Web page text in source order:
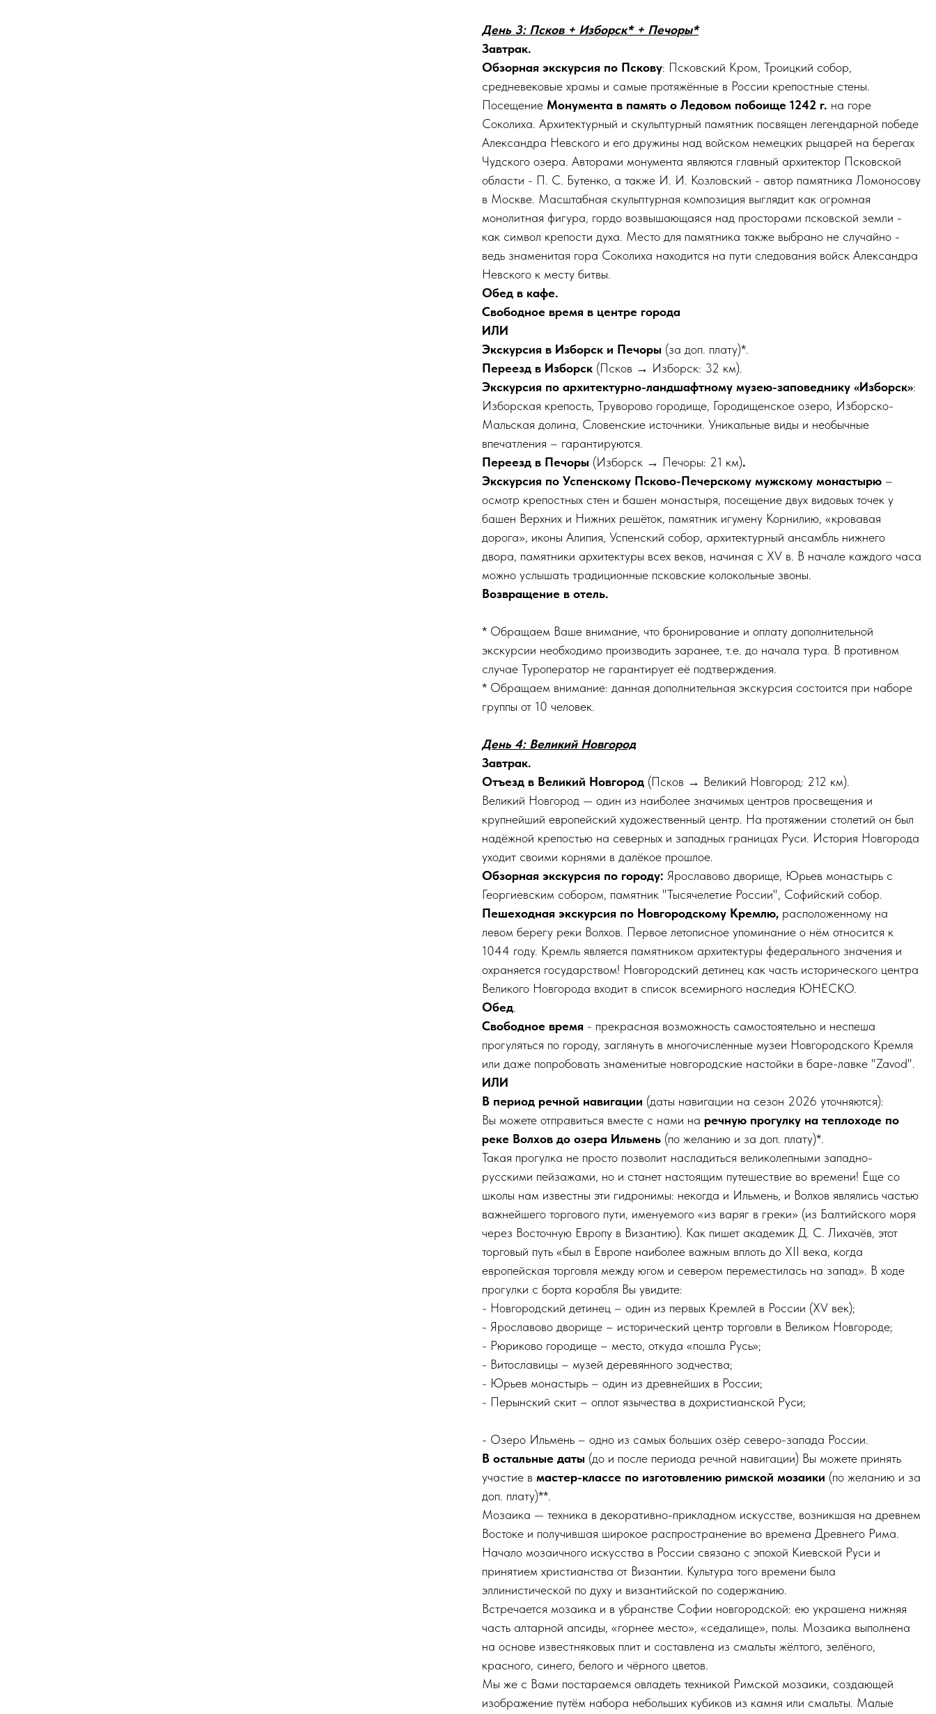
День 3: Псков + Изборск* + Печоры*
Завтрак.
Обзорная экскурсия по Пскову: Псковский Кром, Троицкий собор,
средневековые храмы и самые протяжённые в России крепостные стены.
Посещение Монумента в память о Ледовом побоище 1242 г. на горе
Соколиха. Архитектурный и скульптурный памятник посвящен легендарной победе
Александра Невского и его дружины над войском немецких рыцарей на берегах
Чудского озера. Авторами монумента являются главный архитектор Псковской
области - П. С. Бутенко, а также И. И. Козловский - автор памятника Ломоносову
в Москве. Масштабная скульптурная композиция выглядит как огромная
монолитная фигура, гордо возвышающаяся над просторами псковской земли -
как символ крепости духа. Место для памятника также выбрано не случайно -
ведь знаменитая гора Соколиха находится на пути следования войск Александра
Невского к месту битвы.
Обед в кафе.
Свободное время в центре города
ИЛИ
Экскурсия в Изборск и Печоры (за доп. плату)*.
Переезд в Изборск (Псков → Изборск: 32 км).
Экскурcия по архитектурно-ландшафтному музею-заповеднику «Изборск»:
Изборская крепость, Труворово городище, Городищенское озеро, Изборско-
Мальская долина, Словенские источники. Уникальные виды и необычные
впечатления – гарантируются.
Переезд в Печоры (Изборск → Печоры: 21 км).
Экскурсия по Успенскому Псково-Печерскому мужскому монастырю –
осмотр крепостных стен и башен монастыря, посещение двух видовых точек у
башен Верхних и Нижних решёток, памятник игумену Корнилию, «кровавая
дорога», иконы Алипия, Успенский собор, архитектурный ансамбль нижнего
двора, памятники архитектуры всех веков, начиная с XV в. В начале каждого часа
можно услышать традиционные псковские колокольные звоны.
Возвращение в отель.
* Обращаем Ваше внимание, что бронирование и оплату дополнительной
экскурсии необходимо производить заранее, т.е. до начала тура. В противном
случае Туроператор не гарантирует её подтверждения.
* Обращаем внимание: данная дополнительная экскурсия состоится при наборе
группы от 10 человек.
День 4: Великий Новгород
Завтрак.
Отъезд в Великий Новгород (Псков → Великий Новгород: 212 км).
Великий Новгород — один из наиболее значимых центров просвещения и
крупнейший европейский художественный центр. На протяжении столетий он был
надёжной крепостью на северных и западных границах Руси. История Новгорода
уходит своими корнями в далёкое прошлое.
Обзорная экскурсия по городу: Ярославово дворище, Юрьев монастырь с
Георгиевским собором, памятник "Тысячелетие России", Софийский собор.
Пешеходная экскурсия по Новгородскому Кремлю, расположенному на
левом берегу реки Волхов. Первое летописное упоминание о нём относится к
1044 году. Кремль является памятником архитектуры федерального значения и
охраняется государством! Новгородский детинец как часть исторического центра
Великого Новгорода входит в список всемирного наследия ЮНЕСКО.
Обед
Свободное время - прекрасная возможность самостоятельно и неспеша
прогуляться по городу, заглянуть в многочисленные музеи Новгородского Кремля
или даже попробовать знаменитые новгородские настойки в баре-лавке "Zavod".
ИЛИ
В период речной навигации (даты навигации на сезон 2026 уточняются):
Вы можете отправиться вместе с нами на речную прогулку на теплоходе по
реке Волхов до озера Ильмень (по желанию и за доп. плату)*.
Такая прогулка не просто позволит насладиться великолепными западно-
русскими пейзажами, но и станет настоящим путешествие во времени! Еще со
школы нам известны эти гидронимы: некогда и Ильмень, и Волхов являлись частью
важнейшего торгового пути, именуемого «из варяг в греки» (из Балтийского моря
через Восточную Европу в Византию). Как пишет академик Д. С. Лихачёв, этот
торговый путь «был в Европе наиболее важным вплоть до XII века, когда
европейская торговля между югом и севером переместилась на запад». В ходе
прогулки с борта корабля Вы увидите:
- Новгородский детинец – один из первых Кремлей в России (XV век);
- Ярославово дворище – исторический центр торговли в Великом Новгороде;
- Рюриково городище – место, откуда «пошла Русь»;
- Витославицы – музей деревянного зодчества;
- Юрьев монастырь – один из древнейших в России;
- Перынский скит – оплот язычества в дохристианской Руси;
- Озеро Ильмень – одно из самых больших озёр северо-запада России.
В остальные даты (до и после периода речной навигации) Вы можете принять
участие в мастер-классе по изготовлению римской мозаики (по желанию и за
доп. плату)**.
Мозаика — техника в декоративно-прикладном искусстве, возникшая на древнем
Востоке и получившая широкое распространение во времена Древнего Рима.
Начало мозаичного искусства в России связано с эпохой Киевской Руси и
принятием христианства от Византии. Культура того времени была
эллинистической по духу и византийской по содержанию.
Встречается мозаика и в убранстве Софии новгородской: ею украшена нижняя
часть алтарной апсиды, «горнее место», «седалище», полы. Мозаика выполнена
на основе известняковых плит и составлена из смальты жёлтого, зелёного,
красного, синего, белого и чёрного цветов.
Мы же с Вами постараемся овладеть техникой Римской мозаики, создающей
изображение путём набора небольших кубиков из камня или смальты. Малые